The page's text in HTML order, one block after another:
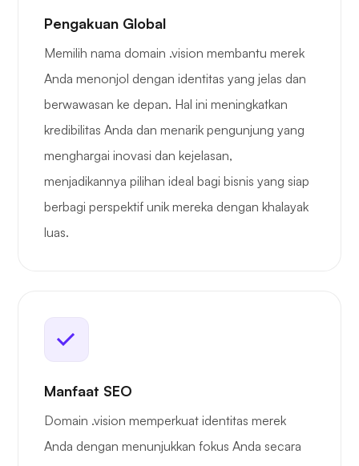
Pengakuan Global
Memilih nama domain .vision membantu merek
Anda menonjol dengan identitas yang jelas dan
berwawasan ke depan. Hal ini meningkatkan
kredibilitas Anda dan menarik pengunjung yang
menghargai inovasi dan kejelasan,
menjadikannya pilihan ideal bagi bisnis yang siap
berbagi perspektif unik mereka dengan khalayak
luas.
Manfaat SEO
Domain .vision memperkuat identitas merek
Anda dengan menunjukkan fokus Anda secara